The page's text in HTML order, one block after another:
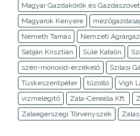
Magyar Gazdakörök és
Magyarok Kenyere
Németh Tamás
Nemzeti
Sabján Krisztián
Süle Katalin
szén-monoxid-érzékelő
Szilasi
Tüskeszentpéter
tűzoltó Vigh
vízmelegítő
Zala-Cereália Kft.
Zalaegerszegi Törvényszék